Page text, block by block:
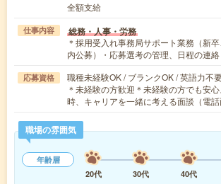
全額支給
仕事内容 総務・人事・労務
＊採用受入れ事務局サポート業務（新
内公募）・応募選考の管理、日程の連
応募資格
職種未経験OK / ブランクOK / 英語力不
＊未経験の方歓迎＊未経験の方でも安
時、キャリアを一緒に考える面談（電
職場の雰囲気
年齢層
20代
30代 40代